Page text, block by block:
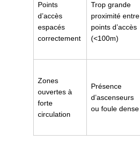
Points
d’accès
espacés
correctement
Trop grande
proximité entre
points d’accès
(<100m)
Zones
ouvertes à
forte
circulation
Présence
d’ascenseurs
ou foule dense